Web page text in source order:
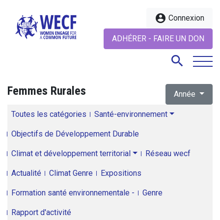
account_circle Connexion
ADHÉRER - FAIRE UN DON
search
Femmes Rurales Année
Toutes les catégories Santé-environnement
Objectifs de Développement Durable
Climat et développement territorial Réseau wecf
Actualité Climat Genre Expositions
Formation santé environnementale - Genre
Rapport d'activité